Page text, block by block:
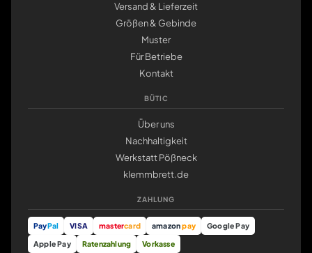
Versand & Lieferzeit
Größen & Gebinde
Muster
Für Betriebe
Kontakt
BÜTIC
Über uns
Nachhaltigkeit
Werkstatt Pößneck
klemmbrett.de
ZAHLUNG
PayPal VISA mastercard amazonpay
Google Pay
Apple Pay
Ratenzahlung Vorkasse